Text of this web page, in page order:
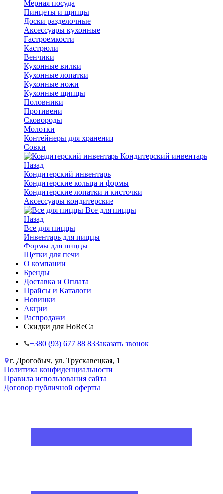
Мерная посуда
Пинцеты и щипцы
Доски разделочные
Аксессуары кухонные
Гастроемкости
Кастрюли
Венчики
Кухонные вилки
Кухонные лопатки
Кухонные ножи
Кухонные щипцы
Половники
Противени
Сковороды
Молотки
Контейнеры для хранения
Совки
Кондитерский инвентарь
Назад
Кондитерский инвентарь
Кондитерские кольца и формы
Кондитерские лопатки и кисточки
Аксессуары кондитерские
Все для пиццы
Назад
Все для пиццы
Инвентарь для пиццы
Формы для пиццы
Щетки для печи
О компании
Бренды
Доставка и Оплата
Прайсы и Каталоги
Новинки
Акции
Распродажи
Скидки для HoReCa
+38‎0 (93) 677 88 83Заказать звонок
г. Дрогобыч, ул. Трускавецкая, 1
Политика конфиденциальности
Правила использования сайта
Договор публичной оферты